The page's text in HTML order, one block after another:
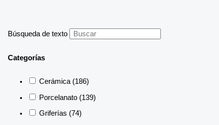
Búsqueda de texto
Categorías
Cerámica (186)
Porcelanato (139)
Griferías (74)